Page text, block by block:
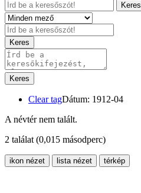
Keres
Keres
Keres
Clear tagDátum: 1912-04
A névtér nem talált.
2 találat(0,015 másodperc)
ikon nézet lista nézet térkép